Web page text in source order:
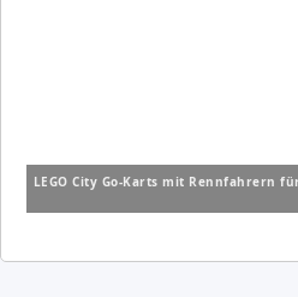
LEGO City Go-Karts mit Rennfahrern